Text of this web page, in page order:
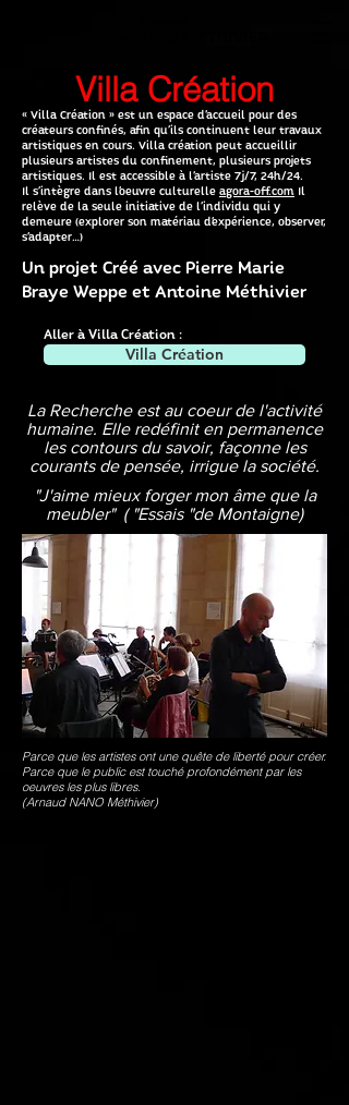
Villa Création
« Villa Création » est un espace d’accueil pour des
créateurs confinés, afin qu’ils continuent leur travaux
artistiques en cours. Villa création peut accueillir
plusieurs artistes du confinement, plusieurs projets
artistiques. Il est accessible à l’artiste 7j/7, 24h/24.
Il s’intègre dans l’oeuvre culturelle agora-off.com Il
relève de la seule initiative de l’individu qui y
demeure (explorer son matériau d’expérience, observer,
s’adapter…)
Un projet Créé avec Pierre Marie
Braye Weppe et Antoine Méthivier
Aller à Villa Création :
Villa Création
La Recherche est au coeur de l'activité
humaine. Elle redéfinit en permanence
les contours du savoir, façonne les
courants de pensée, irrigue la société.
"J'aime mieux forger mon âme que la
meubler" ( "Essais "de Montaigne)
Parce que les artistes ont une quête de liberté pour créer.
Parce que le public est touché profondément par les
oeuvres les plus libres.
(Arnaud NANO Méthivier)